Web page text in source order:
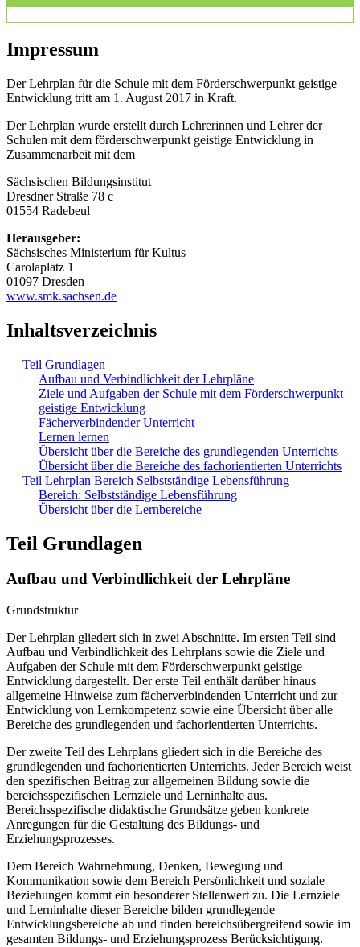
Impressum
Der Lehrplan für die Schule mit dem Förderschwerpunkt geistige
Entwicklung tritt am 1. August 2017 in Kraft.
Der Lehrplan wurde erstellt durch Lehrerinnen und Lehrer der
Schulen mit dem förderschwerpunkt geistige Entwicklung in
Zusammenarbeit mit dem
Sächsischen Bildungsinstitut
Dresdner Straße 78 c
01554 Radebeul
Herausgeber:
Sächsisches Ministerium für Kultus
Carolaplatz 1
01097 Dresden
www.smk.sachsen.de
Inhaltsverzeichnis
Teil Grundlagen
Aufbau und Verbindlichkeit der Lehrpläne
Ziele und Aufgaben der Schule mit dem Förderschwerpunkt
geistige Entwicklung
Fächerverbindender Unterricht
Lernen lernen
Übersicht über die Bereiche des grundlegenden Unterrichts
Übersicht über die Bereiche des fachorientierten Unterrichts
Teil Lehrplan Bereich Selbstständige Lebensführung
Bereich: Selbstständige Lebensführung
Übersicht über die Lernbereiche
Teil Grundlagen
Aufbau und Verbindlichkeit der Lehrpläne
Grundstruktur
Der Lehrplan gliedert sich in zwei Abschnitte. Im ersten Teil sind
Aufbau und Verbindlichkeit des Lehrplans sowie die Ziele und
Aufgaben der Schule mit dem Förderschwerpunkt geistige
Entwicklung dargestellt. Der erste Teil enthält darüber hinaus
allgemeine Hinweise zum fächerverbindenden Unterricht und zur
Entwicklung von Lernkompetenz sowie eine Übersicht über alle
Bereiche des grundlegenden und fachorientierten Unterrichts.
Der zweite Teil des Lehrplans gliedert sich in die Bereiche des
grundlegenden und fachorientierten Unterrichts. Jeder Bereich weist
den spezifischen Beitrag zur allgemeinen Bildung sowie die
bereichsspezifischen Lernziele und Lerninhalte aus.
Bereichsspezifische didaktische Grundsätze geben konkrete
Anregungen für die Gestaltung des Bildungs- und
Erziehungsprozesses.
Dem Bereich Wahrnehmung, Denken, Bewegung und
Kommunikation sowie dem Bereich Persönlichkeit und soziale
Beziehungen kommt ein besonderer Stellenwert zu. Die Lernziele
und Lerninhalte dieser Bereiche bilden grundlegende
Entwicklungsbereiche ab und finden bereichsübergreifend sowie im
gesamten Bildungs- und Erziehungsprozess Berücksichtigung.